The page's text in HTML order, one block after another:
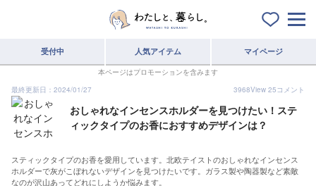
受付中 人気アイテム マイページ
本ページはプロモーションを含みます
最終更新日：2024/01/27
3968View 25コメント
おしゃれなインセンスホルダーを見つけたい！ステ
ィックタイプのお香におすすめデザインは？
スティックタイプのお香を愛用しています。北欧テイストのおしゃれなインセンス
ホルダーで灰がこぼれないデザインを見つけたいです。ガラス製や陶器製など素敵
なのが沢山あってどれにしようか悩みます。